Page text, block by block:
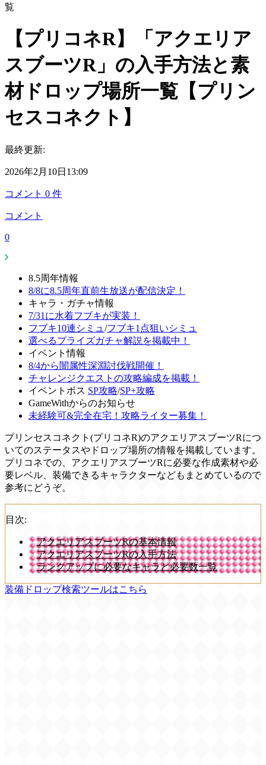
覧
【プリコネR】「アクエリア
スブーツR」の入手方法と素
材ドロップ場所一覧【プリン
セスコネクト】
最終更新:
2026年2月10日13:09
コメント 0 件
コメント
0
8.5周年情報
8/8に8.5周年直前生放送が配信決定！
キャラ・ガチャ情報
7/31に水着フブキが実装！
フブキ10連シミュ /フブキ1点狙いシミュ
選べるプライズガチャ解説を掲載中！
イベント情報
8/4から闇属性深淵討伐戦開催！
チャレンジクエストの攻略編成を掲載！
イベントボス SP攻略/SP+攻略
GameWithからのお知らせ
未経験可&完全在宅！攻略ライター募集！
プリンセスコネクト(プリコネR)のアクエリアスブーツRにつ
いてのステータスやドロップ場所の情報を掲載しています。
プリコネでの、アクエリアスブーツRに必要な作成素材や必
要レベル、装備できるキャラクターなどもまとめているので
参考にどうぞ。
目次:
アクエリアスブーツRの基本情報
アクエリアスブーツRの入手方法
ランクアップに必要なキャラと必要数一覧
装備ドロップ検索ツールはこちら